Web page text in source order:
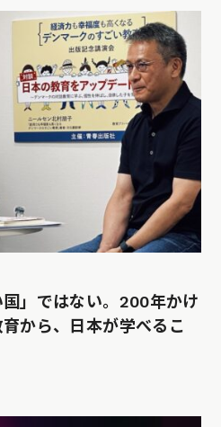
」ではない。200年かけ
から、日本が学べるこ